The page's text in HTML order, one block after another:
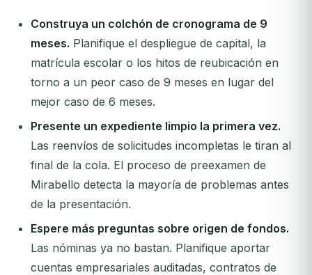
Construya un colchón de cronograma de 9
meses. Planifique el despliegue de capital, la
matrícula escolar o los hitos de reubicación en
torno a un peor caso de 9 meses en lugar del
mejor caso de 6 meses.
Presente un expediente limpio la primera vez.
Las reenvíos de solicitudes incompletas le tiran al
final de la cola. El proceso de preexamen de
Mirabello detecta la mayoría de problemas antes
de la presentación.
Espere más preguntas sobre origen de fondos.
Las nóminas ya no bastan. Planifique aportar
cuentas empresariales auditadas, contratos de